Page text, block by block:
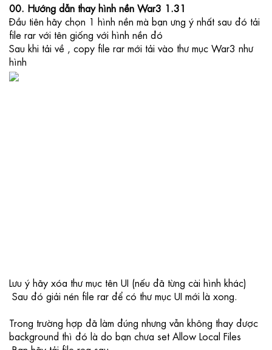
00. Hướng dẫn thay hình nền War3 1.31
Đầu tiên hãy chọn 1 hình nền mà bạn ưng ý nhất sau đó tải
file rar với tên giống với hình nền đó
Sau khi tải về , copy file rar mới tải vào thư mục War3 như
hình
Lưu ý hãy xóa thư mục tên UI (nếu đã từng cài hình khác)
Sau đó giải nén file rar để có thư mục UI mới là xong.
Trong trường hợp đã làm đúng nhưng vẫn không thay được
background thì đó là do bạn chưa set Allow Local Files